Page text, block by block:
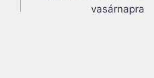
vasárnapra